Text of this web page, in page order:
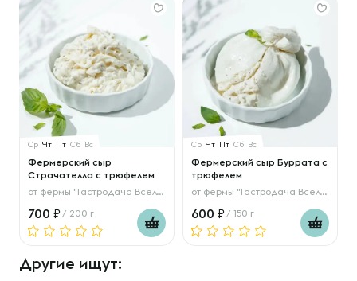
Ср Чт Пт Сб Вс
Фермерский сыр
Страчателла с трюфелем
от фермы "Гастродача Вселуг"
700 / 200 г
Ср Чт Пт Сб Вс
Фермерский сыр Буррата с
трюфелем
от фермы "Гастродача Вселуг"
600 / 150 г
Другие ищут: